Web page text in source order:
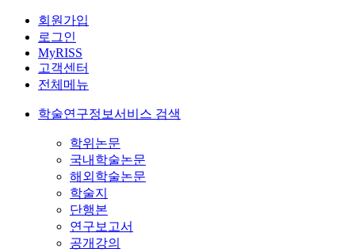
회원가입
로그인
MyRISS
고객센터
전체메뉴
학술연구정보서비스 검색
학위논문
국내학술논문
해외학술논문
학술지
단행본
연구보고서
공개강의